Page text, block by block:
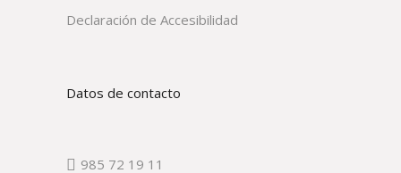
Declaración de Accesibilidad
Datos de contacto
985 72 19 11